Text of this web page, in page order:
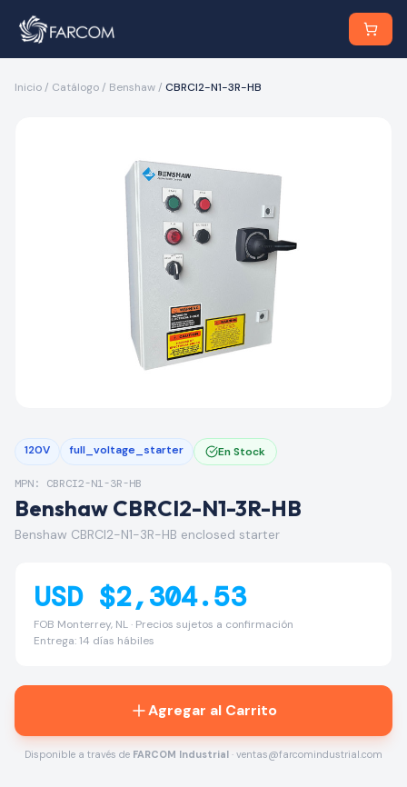
Inicio / Catálogo / Benshaw / CBRCI2-N1-3R-HB
120V full_voltage_starter En Stock
MPN: CBRCI2-N1-3R-HB
Benshaw CBRCI2-N1-3R-HB
Benshaw CBRCI2-N1-3R-HB enclosed starter
USD $2,304.53
FOB Monterrey, NL · Precios sujetos a confirmación
Entrega: 14 días hábiles
Agregar al Carrito
Disponible a través de FARCOM Industrial · ventas@farcomindustrial.com